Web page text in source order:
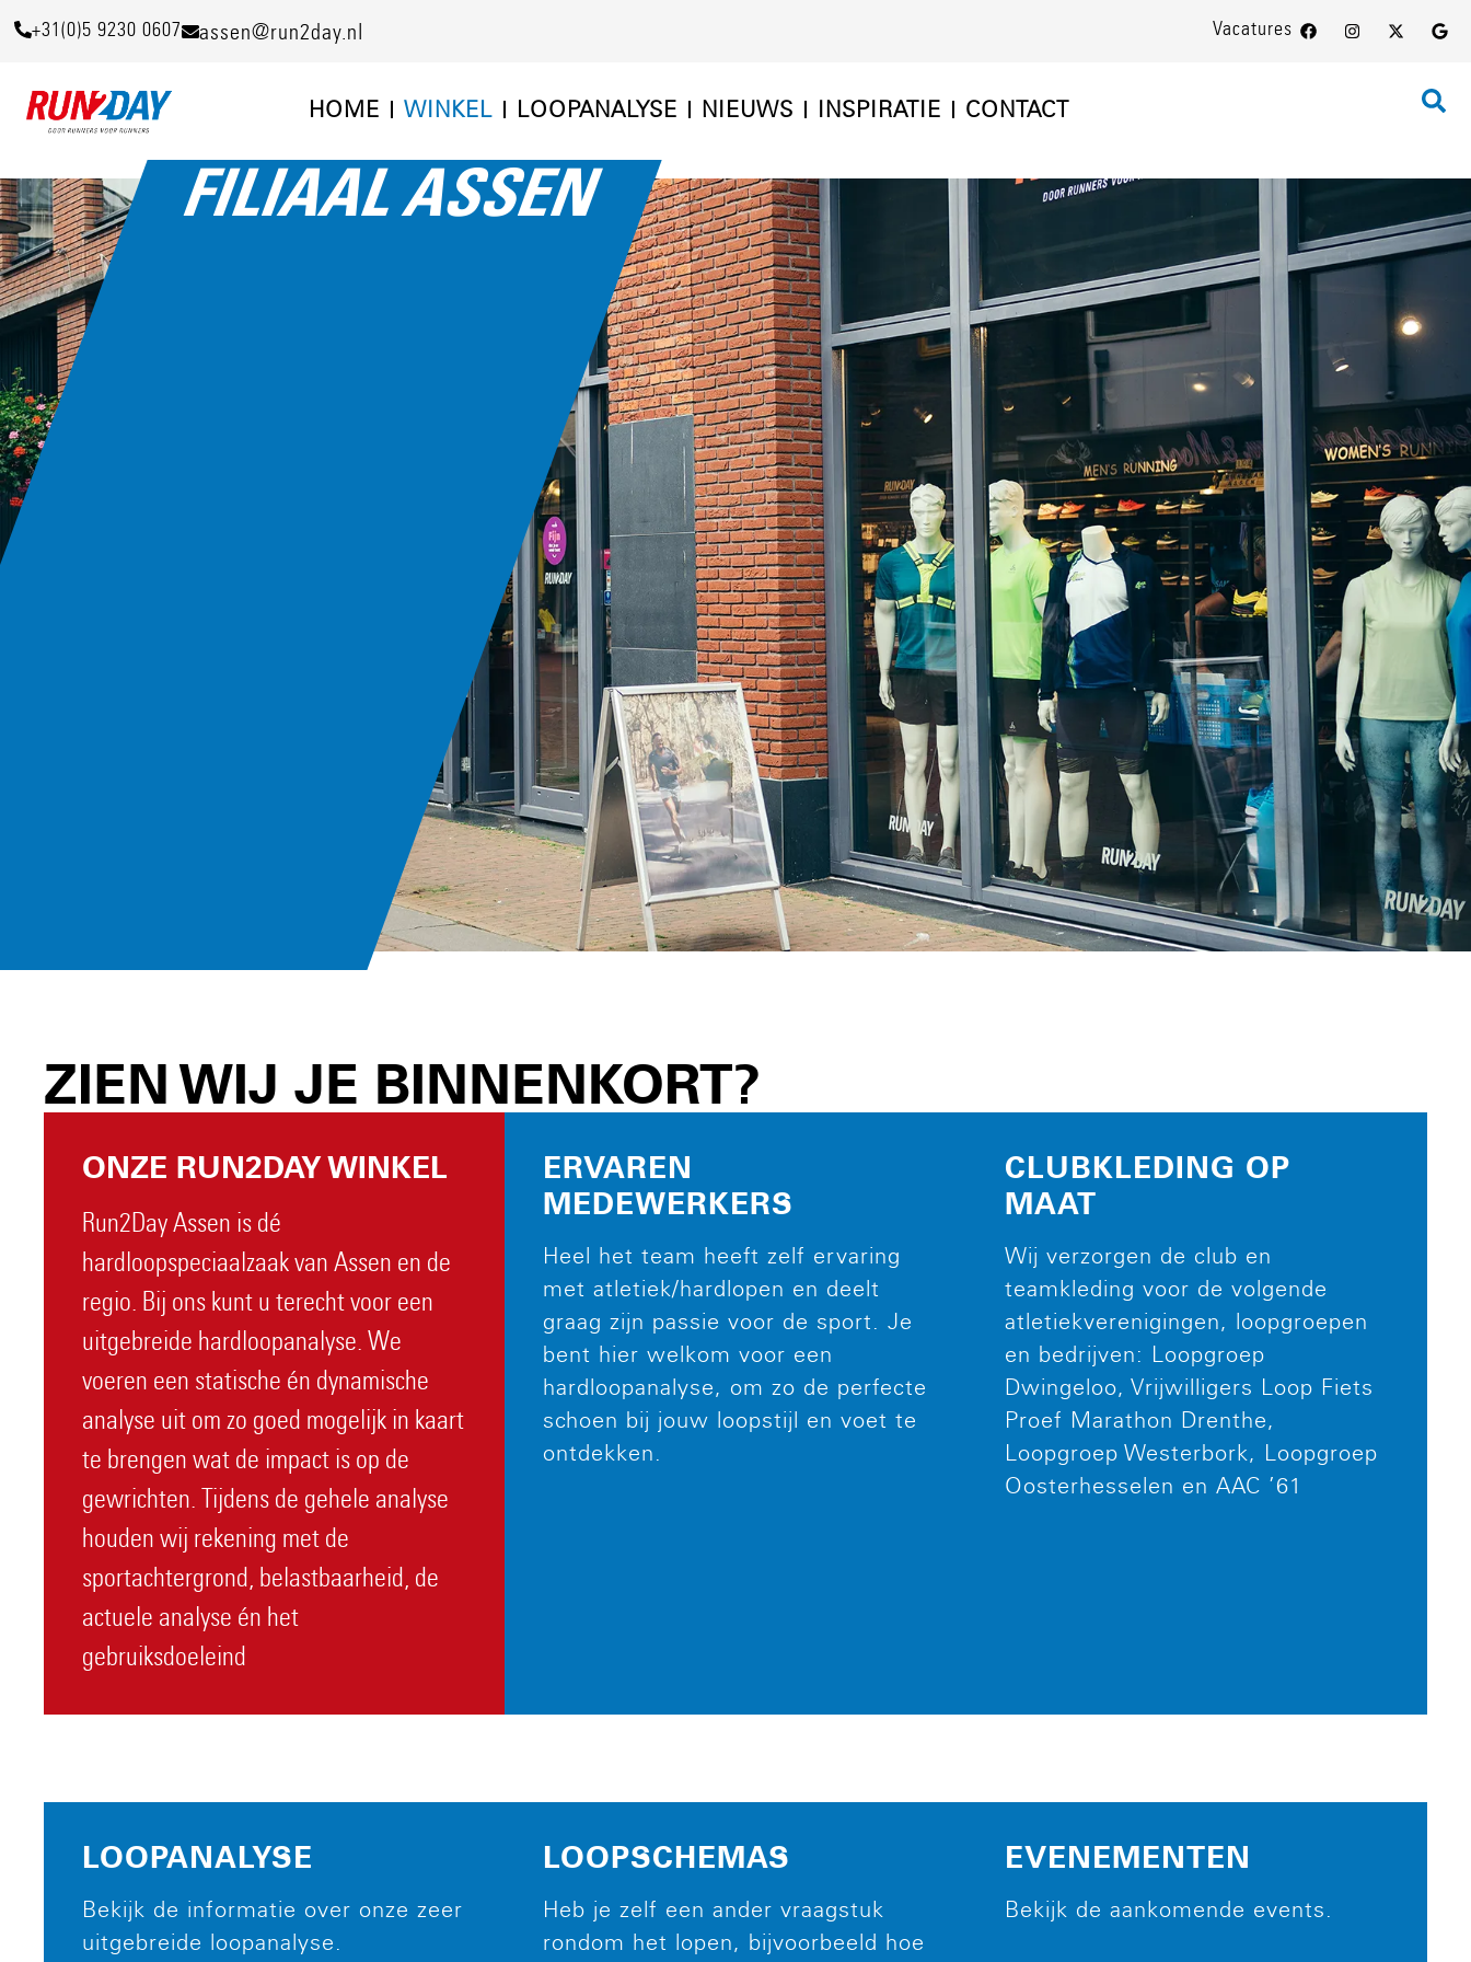
+31(0)5 9230 0607 assen@run2day.nl Vacatures
HOME WINKEL LOOPANALYSE NIEUWS INSPIRATIE CONTACT
FILIAAL ASSEN
ZIEN WIJ JE BINNENKORT?
ONZE RUN2DAY WINKEL
Run2Day Assen is dé
hardloopspeciaalzaak van Assen en de
regio. Bij ons kunt u terecht voor een
uitgebreide hardloopanalyse. We
voeren een statische én dynamische
analyse uit om zo goed mogelijk in kaart
te brengen wat de impact is op de
gewrichten. Tijdens de gehele analyse
houden wij rekening met de
sportachtergrond, belastbaarheid, de
actuele analyse én het
gebruiksdoeleind
ERVAREN
MEDEWERKERS
Heel het team heeft zelf ervaring
met atletiek/hardlopen en deelt
graag zijn passie voor de sport. Je
bent hier welkom voor een
hardloopanalyse, om zo de perfecte
schoen bij jouw loopstijl en voet te
ontdekken.
CLUBKLEDING OP
MAAT
Wij verzorgen de club en
teamkleding voor de volgende
atletiekverenigingen, loopgroepen
en bedrijven: Loopgroep
Dwingeloo, Vrijwilligers Loop Fiets
Proef Marathon Drenthe,
Loopgroep Westerbork, Loopgroep
Oosterhesselen en AAC ’61
LOOPANALYSE
Bekijk de informatie over onze zeer
uitgebreide loopanalyse.
LOOPSCHEMAS
Heb je zelf een ander vraagstuk
rondom het lopen, bijvoorbeeld hoe
EVENEMENTEN
Bekijk de aankomende events.